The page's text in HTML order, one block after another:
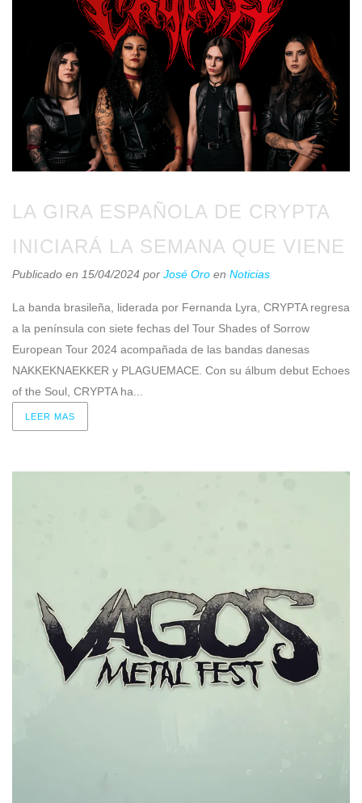
LA GIRA ESPAÑOLA DE CRYPTA
INICIARÁ LA SEMANA QUE VIENE
Publicado en 15/04/2024 por José Oro en Noticias
La banda brasileña, liderada por Fernanda Lyra, CRYPTA regresa
a la península con siete fechas del Tour Shades of Sorrow
European Tour 2024 acompañada de las bandas danesas
NAKKEKNAEKKER y PLAGUEMACE. Con su álbum debut Echoes
of the Soul, CRYPTA ha...
LEER MAS